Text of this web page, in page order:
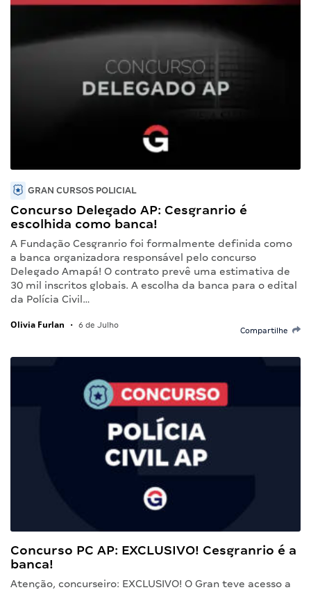
GRAN CURSOS POLICIAL
Concurso Delegado AP: Cesgranrio é
escolhida como banca!
A Fundação Cesgranrio foi formalmente definida como
a banca organizadora responsável pelo concurso
Delegado Amapá! O contrato prevê uma estimativa de
30 mil inscritos globais. A escolha da banca para o edital
da Polícia Civil…
Olivia Furlan • 6 de Julho
Compartilhe
Concurso PC AP: EXCLUSIVO! Cesgranrio é a
banca!
Atenção, concurseiro: EXCLUSIVO! O Gran teve acesso a